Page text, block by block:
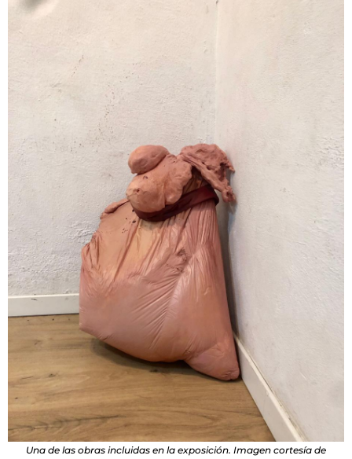
Una de las obras incluidas en la exposición. Imagen cortesía de